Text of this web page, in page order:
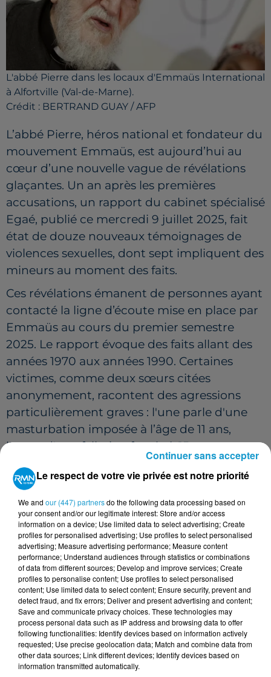
L'abbé Pierre dans les locaux d'Emmaüs International
à Alfortville (Val-de-Marne).
Crédit : BERTRAND GUAY / AFP
L’abbé Pierre, héros national et fondateur du
mouvement Emmaüs, est aujourd’hui au
cœur d’une nouvelle vague de révélations
glaçantes. Un an après les premières
accusations, un rapport du cabinet spécialisé
Egaé, publié ce mercredi 9 juillet 2025, fait
état de douze nouveaux témoignages de
violences sexuelles, dont sept impliquent des
mineurs au moment des faits.
Ces révélations émanent de personnes ayant
contacté la ligne d’écoute mise en place par
Emmaüs au cours du premier semestre
2025. Le rapport évoque des faits allant des
années 1970 aux années 1990. Certaines
victimes, comme deux sœurs citées
anonymement, racontent des agressions
particulièrement graves : l'une parle d'une
masturbation imposée à l’âge de 11 ans,
l'autre d'une fellation forcée à 15 ans.
UN DISPOSITIF INÉDIT DE
RÉPARATION
Face à l’ampleur des témoignages –
désormais au nombre de 45 – Emmaüs et la
Conférence des évêques de France ont
annoncé conjointement la création d’un
dispositif de réparation financière. Ce
mécanisme, prévu pour entrer en vigueur en
septembre, ne sera pas limité dans le temps
et restera accessible à toute nouvelle victime.
L’objectif affiché est clair : reconnaître,
écouter, et accompagner les victimes dans
Le respect de votre vie privée est notre priorité
We and our (447) partnersdo the following data processing based on
your consent and/or our legitimate interest: Store and/or access
information on a device; Use limited data to select advertising; Create
profiles for personalised advertising; Use profiles to select personalised
advertising; Measure advertising performance; Measure content
performance; Understand audiences through statistics or combinations
of data from different sources; Develop and improve services; Create
profiles to personalise content; Use profiles to select personalised
content; Use limited data to select content; Ensure security, prevent and
detect fraud, and fix errors; Deliver and present advertising and content;
Save and communicate privacy choices. These technologies may
process personal data such as IP address and browsing data to offer
following functionalities: Identify devices based on information actively
requested; Use precise geolocation data; Match and combine data from
other data sources; Link different devices; Identify devices based on
information transmitted automatically.
Continuer sans accepter